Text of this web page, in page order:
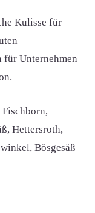
Kulisse für
für Unternehmen
Hettersroth,
Bösgesäß